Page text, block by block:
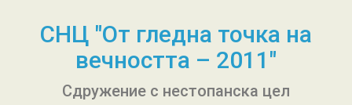
СНЦ "От гледна точка на
вечността – 2011"
Сдружение с нестопанска цел